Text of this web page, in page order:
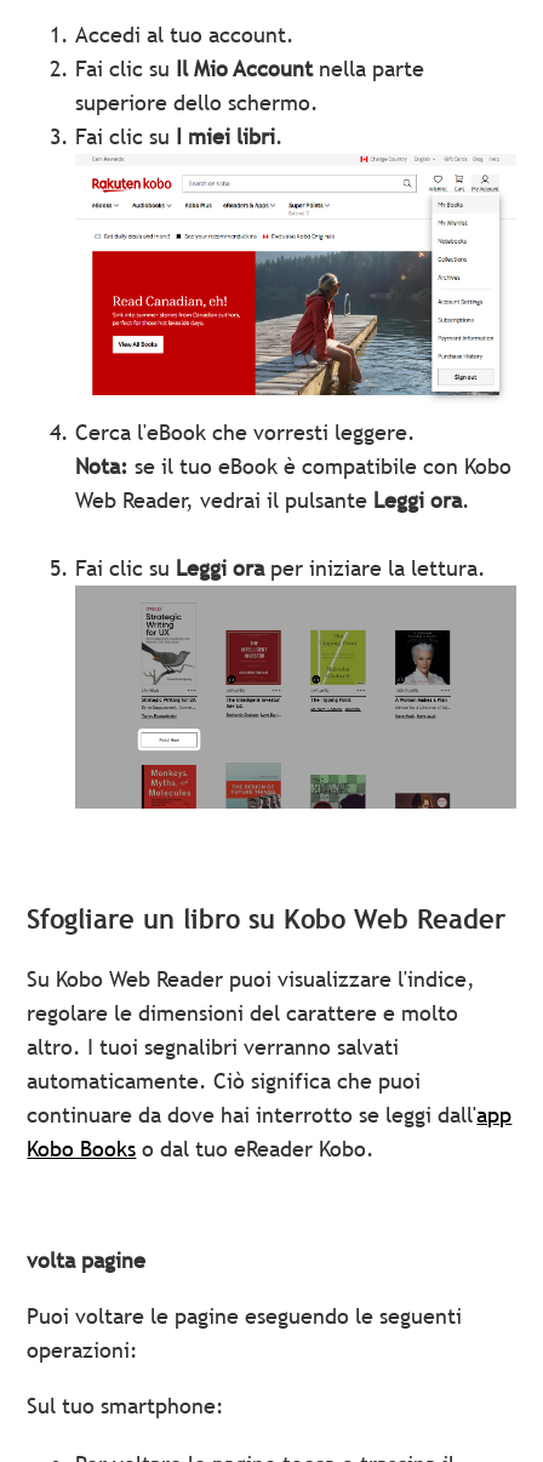
Accedi al tuo account.
Fai clic su Il Mio Account nella parte
superiore dello schermo.
Fai clic su I miei libri.
Cerca l'eBook che vorresti leggere.
Nota:se il tuo eBook è compatibile con Kobo
Web Reader, vedrai il pulsante Leggi ora.
Fai clic su Leggi oraper iniziare la lettura.
Sfogliare un libro su Kobo Web Reader
Su Kobo Web Reader puoi visualizzare l'indice,
regolare le dimensioni del carattere e molto
altro. I tuoi segnalibri verranno salvati
automaticamente. Ciò significa che puoi
continuare da dove hai interrotto se leggi dall'app
Kobo Books o dal tuo eReader Kobo.
volta pagine
Puoi voltare le pagine eseguendo le seguenti
operazioni:
Sul tuo smartphone: